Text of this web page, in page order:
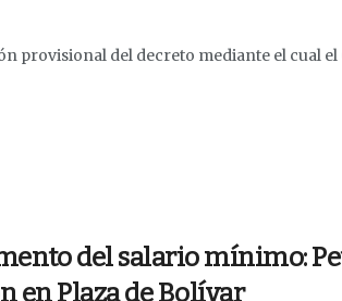
provisional del decreto mediante el cual
del salario mínimo:
en Plaza de Bolívar